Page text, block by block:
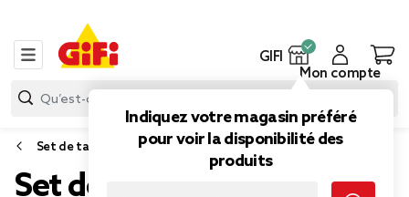
GIFI
Indiquez votre magasin préféré
pour voir la disponibilité des
produits
Mon compte
Set de table
Set de table rectangulaire